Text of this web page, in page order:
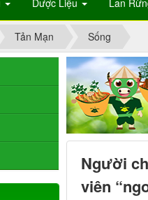
Dược Liệu Lan
Tản Mạn Sống
Người
viên